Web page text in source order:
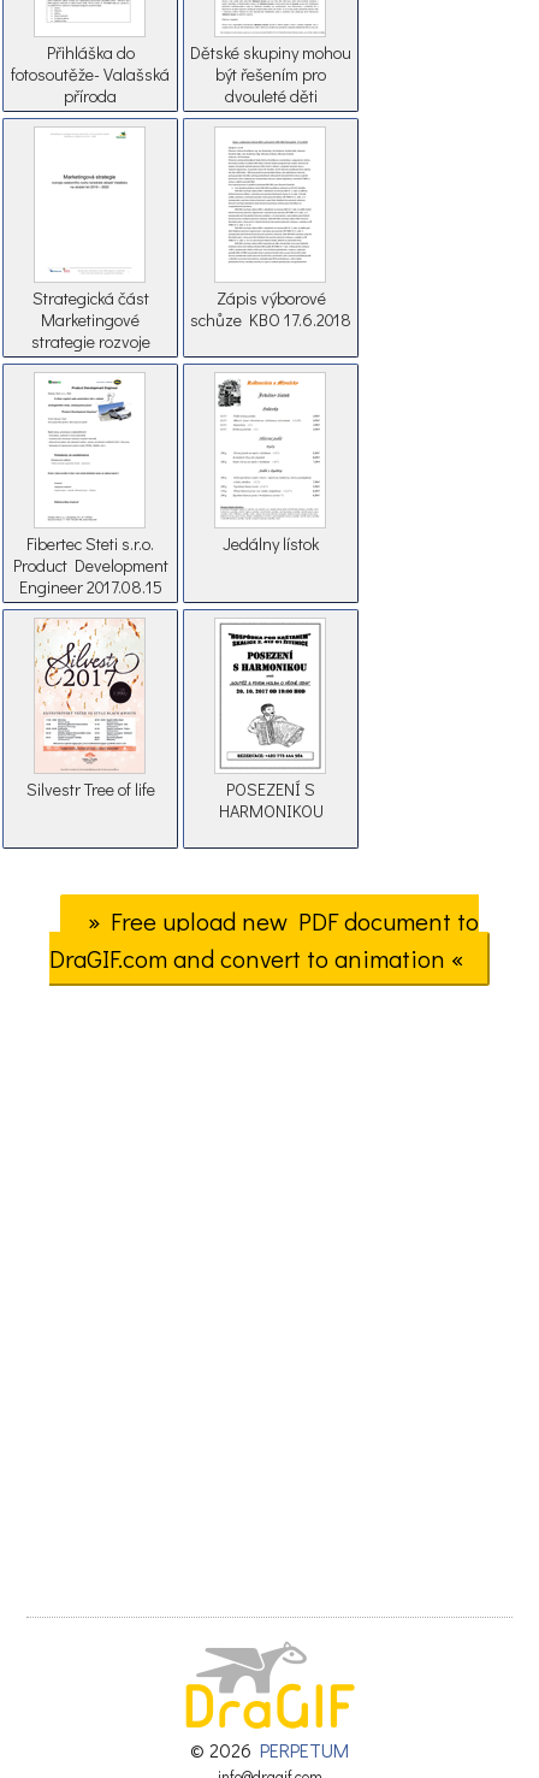
Přihláška do
fotosoutěže- Valašská
příroda
Dětské skupiny mohou
být řešením pro
dvouleté děti
Strategická část
Marketingové
strategie rozvoje
cestovního ruchu TO
Valašsko na období
2019 2022
Zápis výborové
schůze KBO 17.6.2018
Fibertec Steti s.r.o.
Product Development
Engineer 2017.08.15
Jedálny lístok
Silvestr Tree of life
POSEZENÍ S
HARMONIKOU
» Free upload new PDF document to
DraGIF.com and convert to animation «
© 2026 PERPETUM